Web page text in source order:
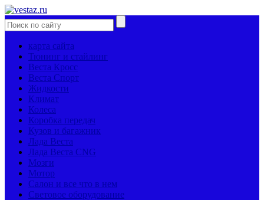
карта сайта
Тюнинг и стайлинг
Веста Кросс
Веста Спорт
Жидкости
Климат
Колеса
Коробка передач
Кузов и багажник
Лада Веста
Лада Веста CNG
Мозги
Мотор
Салон и все что в нем
Световое оборудование